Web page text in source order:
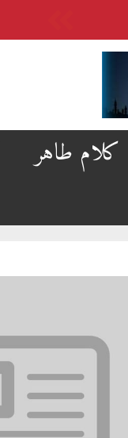
کلام طاہر